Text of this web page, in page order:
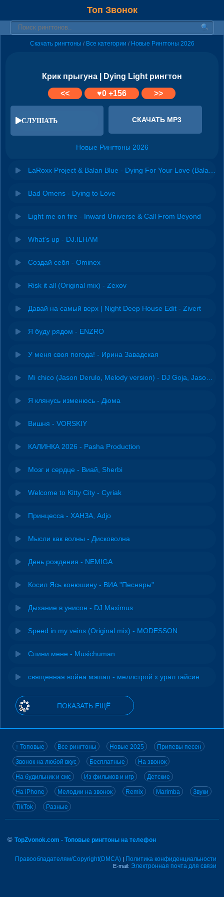
Топ Звонок
Скачать рингтоны / Все категории / Новые Рингтоны 2026
Крик прыгуна | Dying Light рингтон
<<
♥0+156 >>
СЛУШАТЬ СКАЧАТЬ MP3
Новые Рингтоны 2026
Bad Omens - Dying to Love
Light me on fire - Inward Universe & Call From Beyond
What's up - DJ.ILHAM
Создай себя - Ominex
Risk it all (Original mix) - Zexov
Давай на самый верх | Night Deep House Edit - Zivert
Я буду рядом - ENZRO
У меня своя погода! - Ирина Завадская
Я клянусь изменюсь - Дюма
Вишня - VORSKIY
КАЛИНКА 2026 - Pasha Production
Мозг и сердце - Виай, Sherbi
Welcome to Kitty City - Cyriak
Принцесса - ХАНЗА, Adjo
Мысли как волны - Дисковолна
День рождения - NEMIGA
Косил Ясь конюшину - ВИА "Песняры"
Дыхание в унисон - DJ Maximus
Speed in my veins (Original mix) - MODESSON
Спини мене - Musichuman
священная война мэшап - меллстрой х урал гайсин
ПОКАЗАТЬ ЕЩЁ
↑ Топовые Все рингтоны Новые 2025 Припевы песен
Звонок на любой вкус Бесплатные На звонок
На будильник и смс Из фильмов и игр Детские
На iPhone Мелодии на звонок Remix Marimba Звуки
TikTok Разные
© TopZvonok.com - Топовые рингтоны на телефон
Правообладателям/Copyright(DMCA) | Политика конфиденциальности
E-mail: Электронная почта для связи